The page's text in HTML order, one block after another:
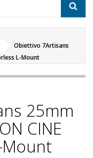
Obiettivo 7Artisans
L-Mount
25mm
CINE